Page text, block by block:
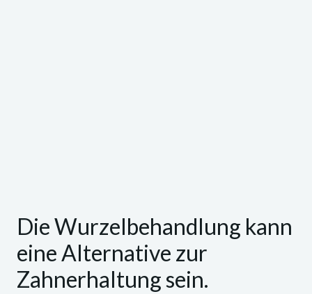
Die Wurzelbehandlung kann
eine Alternative zur
Zahnerhaltung sein.